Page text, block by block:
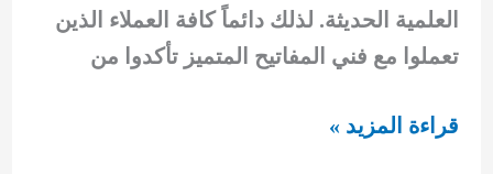
العلمية الحديثة. لذلك دائماً كافة العملاء الذين
تعملوا مع فني المفاتيح المتميز تأكدوا من
عمل
قراءة المزيد »